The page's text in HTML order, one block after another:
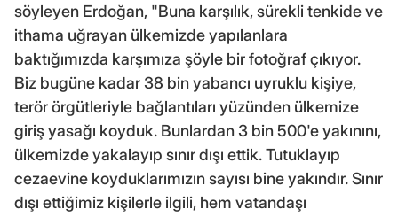
söyleyen Erdoğan, "Buna karşılık, sürekli tenkide ve
ithama uğrayan ülkemizde yapılanlara
baktığımızda karşımıza şöyle bir fotoğraf çıkıyor.
Biz bugüne kadar 38 bin yabancı uyruklu kişiye,
terör örgütleriyle bağlantıları yüzünden ülkemize
giriş yasağı koyduk. Bunlardan 3 bin 500'e yakınını,
ülkemizde yakalayıp sınır dışı ettik. Tutuklayıp
cezaevine koyduklarımızın sayısı bine yakındır. Sınır
dışı ettiğimiz kişilerle ilgili, hem vatandaşı